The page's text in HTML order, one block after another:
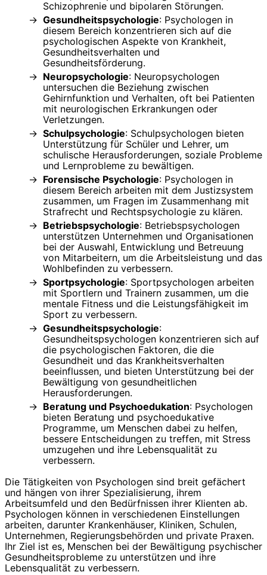
Schizophrenie und bipolaren Störungen.
Gesundheitspsychologie: Psychologen in
diesem Bereich konzentrieren sich auf die
psychologischen Aspekte von Krankheit,
Gesundheitsverhalten und
Gesundheitsförderung.
Neuropsychologie: Neuropsychologen
untersuchen die Beziehung zwischen
Gehirnfunktion und Verhalten, oft bei Patienten
mit neurologischen Erkrankungen oder
Verletzungen.
Schulpsychologie: Schulpsychologen bieten
Unterstützung für Schüler und Lehrer, um
schulische Herausforderungen, soziale Probleme
und Lernprobleme zu bewältigen.
Forensische Psychologie: Psychologen in
diesem Bereich arbeiten mit dem Justizsystem
zusammen, um Fragen im Zusammenhang mit
Strafrecht und Rechtspsychologie zu klären.
Betriebspsychologie: Betriebspsychologen
unterstützen Unternehmen und Organisationen
bei der Auswahl, Entwicklung und Betreuung
von Mitarbeitern, um die Arbeitsleistung und das
Wohlbefinden zu verbessern.
Sportpsychologie: Sportpsychologen arbeiten
mit Sportlern und Trainern zusammen, um die
mentale Fitness und die Leistungsfähigkeit im
Sport zu verbessern.
Gesundheitspsychologie:
Gesundheitspsychologen konzentrieren sich auf
die psychologischen Faktoren, die die
Gesundheit und das Krankheitsverhalten
beeinflussen, und bieten Unterstützung bei der
Bewältigung von gesundheitlichen
Herausforderungen.
Beratung und Psychoedukation: Psychologen
bieten Beratung und psychoedukative
Programme, um Menschen dabei zu helfen,
bessere Entscheidungen zu treffen, mit Stress
umzugehen und ihre Lebensqualität zu
verbessern.
Die Tätigkeiten von Psychologen sind breit gefächert
und hängen von ihrer Spezialisierung, ihrem
Arbeitsumfeld und den Bedürfnissen ihrer Klienten ab.
Psychologen können in verschiedenen Einstellungen
arbeiten, darunter Krankenhäuser, Kliniken, Schulen,
Unternehmen, Regierungsbehörden und private Praxen.
Ihr Ziel ist es, Menschen bei der Bewältigung psychischer
Gesundheitsprobleme zu unterstützen und ihre
Lebensqualität zu verbessern.